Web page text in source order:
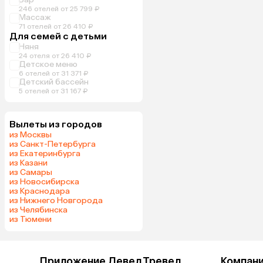
246 отелей от 25 799 ₽
Массаж
71 отелей от 26 410 ₽
Для семей с детьми
Няня
24 отеля от 26 410 ₽
Детское меню
6 отелей от 31 371 ₽
Детский бассейн
5 отелей от 31 167 ₽
Вылеты из городов
из Москвы
из Санкт-Петербурга
из Екатеринбурга
из Казани
из Самары
из Новосибирска
из Краснодара
из Нижнего Новгорода
из Челябинска
из Тюмени